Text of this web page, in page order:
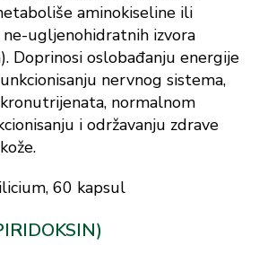
aminokiseline ili
ugljenohidratnih izvora
Doprinosi oslobađanju energije
nervnog sistema,
normalnom
i održavanju zdrave